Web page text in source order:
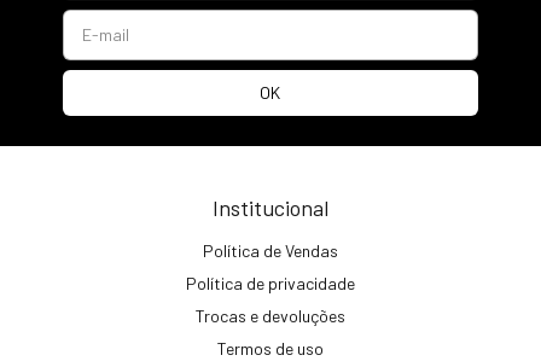
Institucional
Política de Vendas
Política de privacidade
Trocas e devoluções
Termos de uso